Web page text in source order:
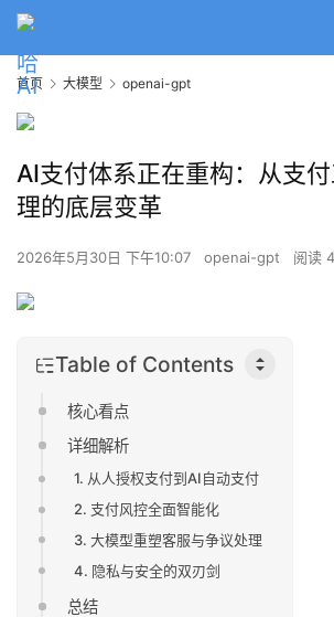
首页 大模型 openai-gpt
AI支付体系正在重构：从支
理的底层变革
2026年5月30日 下午10:07 openai-gpt 阅读
Table of Contents
核心看点
详细解析
1. 从人授权支付到AI自动支付
2. 支付风控全面智能化
3. 大模型重塑客服与争议处理
4. 隐私与安全的双刃剑
总结